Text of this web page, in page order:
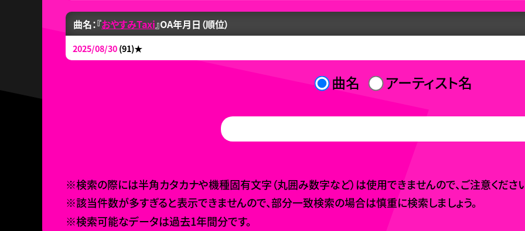
曲名：『おやすみTaxi』OA年月日（順位）
2025/08/30(91)★
曲名 アーティスト名
※検索の際には半角カタカナや機種固有文字（丸囲み数字など）は使用できませんので、ご注意くださ
※該当件数が多すぎると表示できませんので、部分一致検索の場合は慎重に検索しましょう。
※検索可能なデータは過去1年間分です。